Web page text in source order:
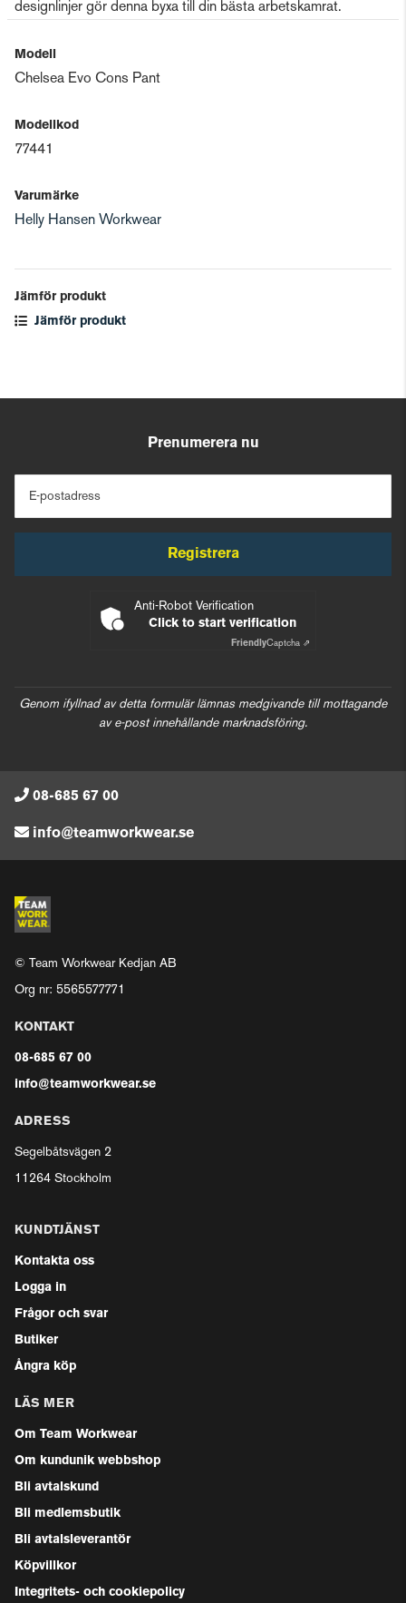
designlinjer gör denna byxa till din bästa arbetskamrat.
Modell
Chelsea Evo Cons Pant
Modellkod
77441
Varumärke
Helly Hansen Workwear
Jämför produkt
Jämför produkt
Prenumerera nu
E-postadress
Registrera
Anti-Robot Verification
Click to start verification
FriendlyCaptcha ⇗
Genom ifyllnad av detta formulär lämnas medgivande till mottagande
av e-post innehållande marknadsföring.
08-685 67 00
info@teamworkwear.se
© Team Workwear Kedjan AB
Org nr: 5565577771
KONTAKT
08-685 67 00
info@teamworkwear.se
ADRESS
Segelbåtsvägen 2
11264 Stockholm
KUNDTJÄNST
Kontakta oss
Logga in
Frågor och svar
Butiker
Ångra köp
LÄS MER
Om Team Workwear
Om kundunik webbshop
Bli avtalskund
Bli medlemsbutik
Bli avtalsleverantör
Köpvillkor
Integritets- och cookiepolicy